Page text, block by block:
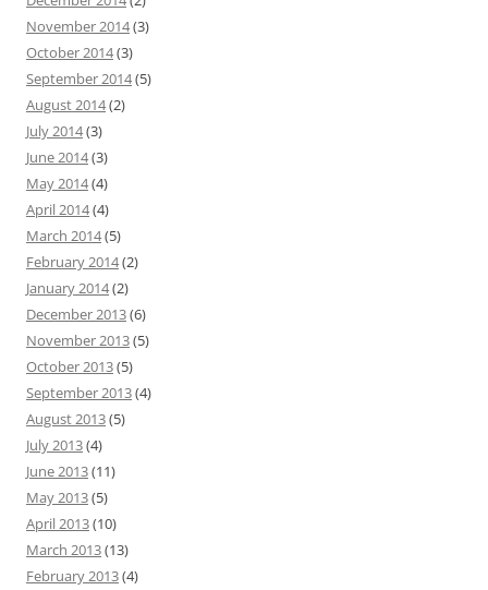
November 2014(3)
October 2014(3)
September 2014(5)
August 2014(2)
July 2014(3)
June 2014(3)
May 2014(4)
April 2014(4)
March 2014(5)
February 2014(2)
January 2014(2)
December 2013(6)
November 2013(5)
October 2013(5)
September 2013(4)
August 2013(5)
July 2013(4)
June 2013(11)
May 2013(5)
April 2013(10)
March 2013(13)
February 2013(4)